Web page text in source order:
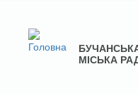
МІСЬКА